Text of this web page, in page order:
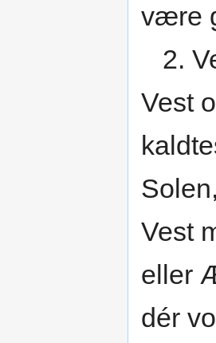
være
2.
Vest
Vest
eller
dér